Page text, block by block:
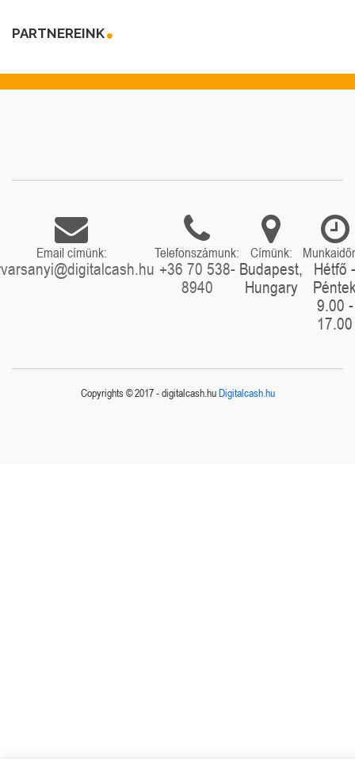
PARTNEREINK
Email címünk: Telefonszámunk:
+36 70 538-
8940
Címünk:
Budapest,
Hungary
Hétfő -
9.00 -
17.00
Copyrights © 2017 - digitalcash.huDigitalcash.hu